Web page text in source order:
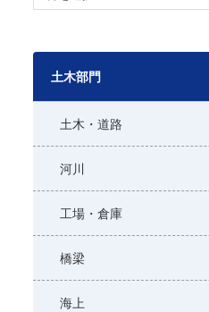
ー
イ
土木部門
土木・道路
河川
工場・倉庫
橋梁
海上